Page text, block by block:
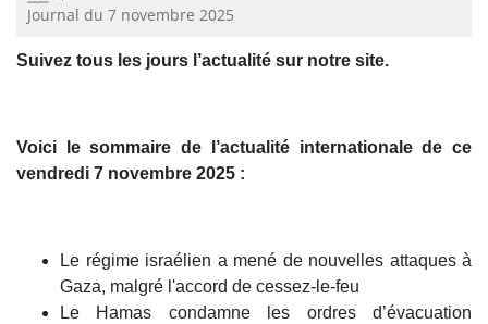
ofJournal du 7 novembre 2025
Suivez tous les jours l’actualité sur notre site.
Voici le sommaire de l’actualité internationale de ce
vendredi 7 novembre 2025 :
Le régime israélien a mené de nouvelles attaques à
Gaza, malgré l'accord de cessez-le-feu
Le Hamas condamne les ordres d’évacuation